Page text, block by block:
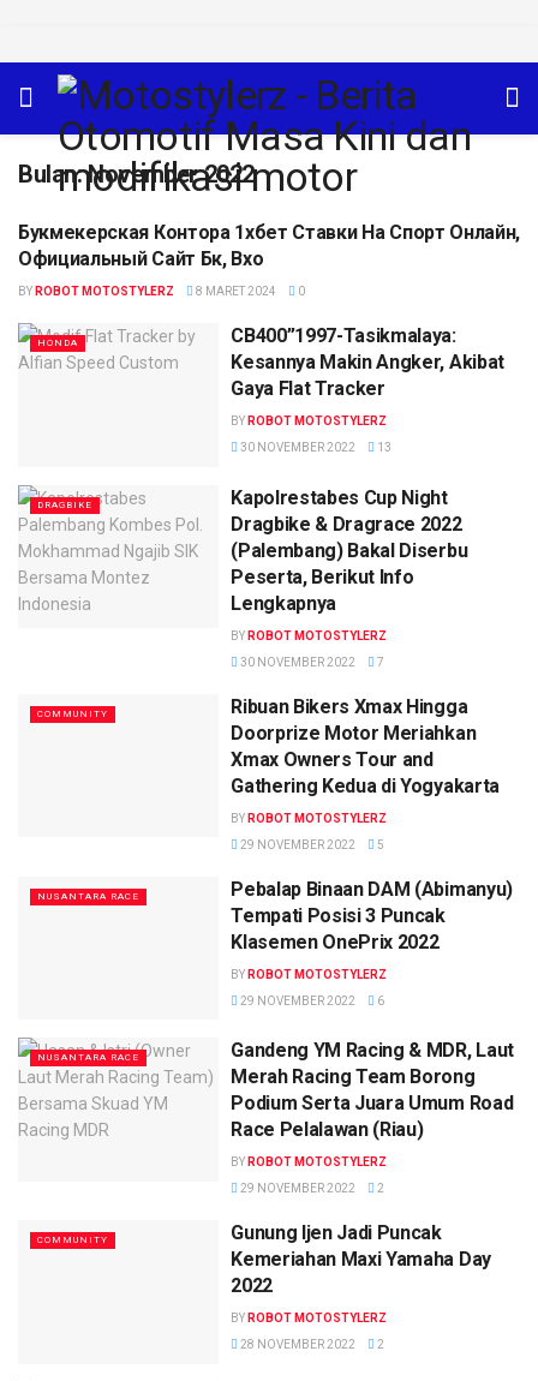
Bulan:November 2022
INFO
Букмекерская Контора 1хбет Ставки На Спорт Онлайн,
Официальный Сайт Бк, Вхо
BY ROBOT MOTOSTYLERZ 8 MARET 2024 0
HONDA
CB400”1997-Tasikmalaya:
Kesannya Makin Angker, Akibat
Gaya Flat Tracker
BY ROBOT MOTOSTYLERZ
30 NOVEMBER 2022
13
DRAGBIKE
Kapolrestabes Cup Night
Dragbike & Dragrace 2022
(Palembang) Bakal Diserbu
Peserta, Berikut Info
Lengkapnya
BY ROBOT MOTOSTYLERZ
30 NOVEMBER 2022
7
COMMUNITY
Ribuan Bikers Xmax Hingga
Doorprize Motor Meriahkan
Xmax Owners Tour and
Gathering Kedua di Yogyakarta
BY ROBOT MOTOSTYLERZ
29 NOVEMBER 2022
5
NUSANTARA RACE
Pebalap Binaan DAM (Abimanyu)
Tempati Posisi 3 Puncak
Klasemen OnePrix 2022
BY ROBOT MOTOSTYLERZ
29 NOVEMBER 2022
6
NUSANTARA RACE
Gandeng YM Racing & MDR, Laut
Merah Racing Team Borong
Podium Serta Juara Umum Road
Race Pelalawan (Riau)
BY ROBOT MOTOSTYLERZ
29 NOVEMBER 2022
2
COMMUNITY
Gunung Ijen Jadi Puncak
Kemeriahan Maxi Yamaha Day
2022
BY ROBOT MOTOSTYLERZ
28 NOVEMBER 2022
2